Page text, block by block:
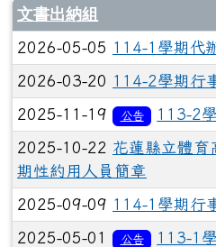
文書出納組
2026-05-05 114-1學期代
2026-03-20 114-2學期行
2025-11-19 公告 113-2
2025-10-22 花蓮縣立體育
期性約用人員簡章
2025-09-09 114-1學期行
2025-05-01 公告 113-1